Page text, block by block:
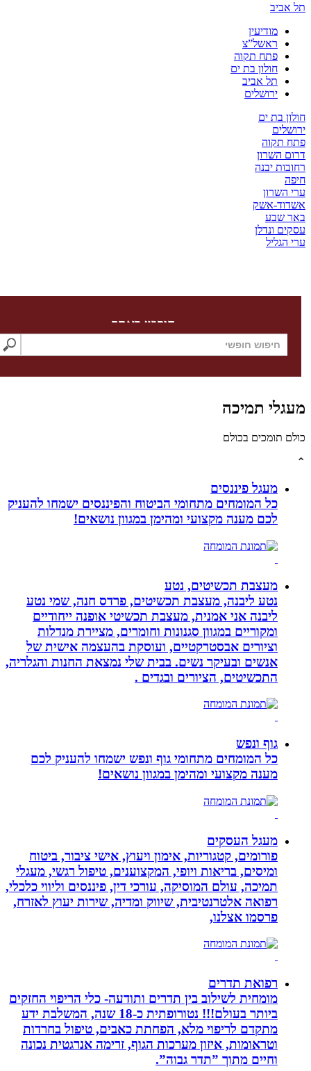
מודיעין
ראשל”צ
פתח תקוה
חולון בת ים
תל אביב
ירושלים
בת ים
יבנה
אשק
ונדלן
חיפוש באתר
תמיכה
בכולם
מעגל פיננסים
כל המומחים מתחומי הביטוח והפיננסים ישמחו להעניק
לכם מענה מקצועי ומהימן במגוון נושאים!
מעצבת תכשיטים, נטע
נטע ליבנה, מעצבת תכשיטים, פרדס חנה, שמי נטע
ליבנה אני אמנית, מעצבת תכשיטי אופנה ייחודיים
ומקוריים במגוון סגנונות וחומרים, מציירת מנדלות
וציורים אבסטרקטיים, ועוסקת בהעצמה אישית של
אנשים ובעיקר נשים. בבית שלי נמצאת החנות והגלריה,
התכשיטים, הציורים ובגדים .
גוף ונפש
כל המומחים מתחומי גוף ונפש ישמחו להעניק לכם
מענה מקצועי ומהימן במגוון נושאים!
מעגל העסקים
פורומים, קטגוריות, אימון ויעוץ, אישי ציבור, ביטוח
ומיסים, בריאות ויופי, המקצוענים, טיפול רגשי, מעגלי
תמיכה, עולם המוסיקה, עורכי דין, פיננסים וליווי כלכלי,
רפואה אלטרנטיבית, שיווק ומדיה, שירות יעוץ לאזרח,
פרסמו אצלנו,
רפואת תדרים
מומחית לשילוב בין תדרים ותודעה- כלי הריפוי החזקים
ביותר בעולם!!! נטורופתית כ-18 שנה, המשלבת ידע
מתקדם לריפוי מלא, הפחתת כאבים, טיפול בחרדות
וטראומות, איזון מערכות הגוף, זרימה אנרגטית נכונה
וחיים מתוך ”תדר גבוה”.